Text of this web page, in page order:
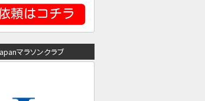
マラソンクラブ